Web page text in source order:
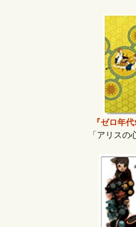
『ゼロ年
「アリスの